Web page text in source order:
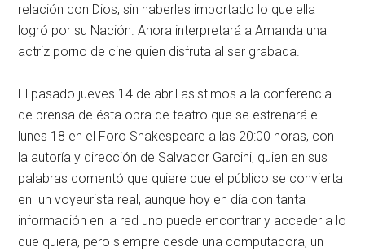
relación con Dios, sin haberles importado lo que ella
logró por su Nación. Ahora interpretará a Amanda una
actriz porno de cine quien disfruta al ser grabada.
El pasado jueves 14 de abril asistimos a la conferencia
de prensa de ésta obra de teatro que se estrenará el
lunes 18 en el Foro Shakespeare a las 20:00 horas, con
la autoría y dirección de Salvador Garcini, quien en sus
palabras comentó que quiere que el público se convierta
en un voyeurista real, aunque hoy en día con tanta
información en la red uno puede encontrar y acceder a lo
que quiera, pero siempre desde una computadora, un